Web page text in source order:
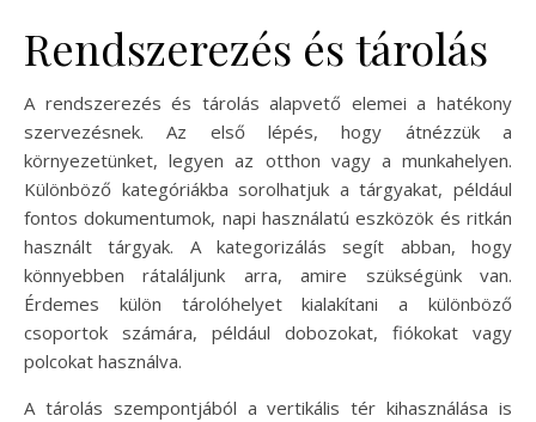
Rendszerezés és tárolás
A rendszerezés és tárolás alapvető elemei a hatékony
szervezésnek. Az első lépés, hogy átnézzük a
környezetünket, legyen az otthon vagy a munkahelyen.
Különböző kategóriákba sorolhatjuk a tárgyakat, például
fontos dokumentumok, napi használatú eszközök és ritkán
használt tárgyak. A kategorizálás segít abban, hogy
könnyebben rátaláljunk arra, amire szükségünk van.
Érdemes külön tárolóhelyet kialakítani a különböző
csoportok számára, például dobozokat, fiókokat vagy
polcokat használva.
A tárolás szempontjából a vertikális tér kihasználása is